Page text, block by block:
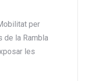
per
de la Rambla
les